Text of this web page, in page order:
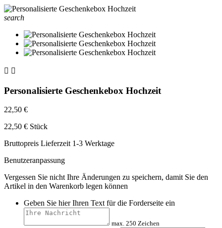
search
 
Personalisierte Geschenkebox Hochzeit
22,50 €
22,50 € Stück
Bruttopreis Lieferzeit 1-3 Werktage
Benutzeranpassung
Vergessen Sie nicht Ihre Änderungen zu speichern, damit Sie den
Artikel in den Warenkorb legen können
Geben Sie hier Ihren Text für die Forderseite ein
max. 250 Zeichen